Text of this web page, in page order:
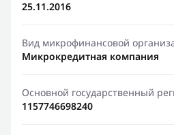
25.11.2016
Вид микрофинансовой
Микрокредитная компания
Основной государственный
1157746698240